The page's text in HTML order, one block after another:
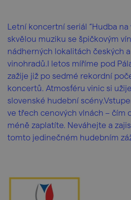
Letní koncertní seriál “Hudba
skvělou muziku se špičkovým
nádherných lokalitách českých
vinohradů.I letos míříme pod
zažije již po sedmé rekordní
koncertů. Atmosféru vinic si
slovenské hudební
ve třech cenových vlnách – čím
méně zaplatíte. Neváhejte a
tomto jedinečném hudebním